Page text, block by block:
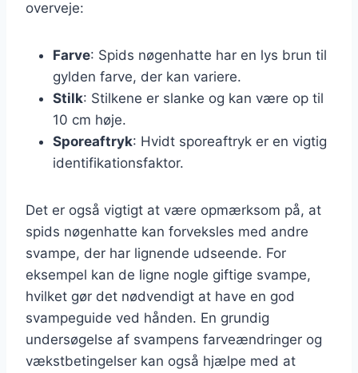
overveje:
Farve: Spids nøgenhatte har en lys brun til
gylden farve, der kan variere.
Stilk: Stilkene er slanke og kan være op til
10 cm høje.
Sporeaftryk: Hvidt sporeaftryk er en vigtig
identifikationsfaktor.
Det er også vigtigt at være opmærksom på, at
spids nøgenhatte kan forveksles med andre
svampe, der har lignende udseende. For
eksempel kan de ligne nogle giftige svampe,
hvilket gør det nødvendigt at have en god
svampeguide ved hånden. En grundig
undersøgelse af svampens farveændringer og
vækstbetingelser kan også hjælpe med at